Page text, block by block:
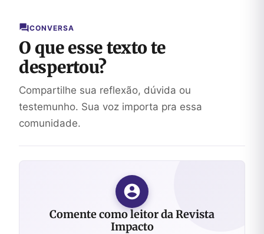
CONVERSA
O que esse texto te
despertou?
Compartilhe sua reflexão, dúvida ou
testemunho. Sua voz importa pra essa
comunidade.
Comente como leitor da Revista
Impacto